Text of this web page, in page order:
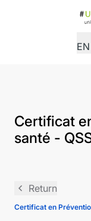
EN
Certificat
santé -
navigate_before Return
Certificat en